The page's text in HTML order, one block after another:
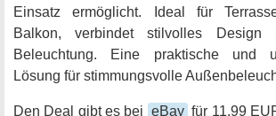
Einsatz ermöglicht. Ideal für
Balkon, verbindet stilvolles Design
Beleuchtung. Eine praktische und
Lösung für stimmungsvolle
Den Deal gibt es bei eBay für 11,99